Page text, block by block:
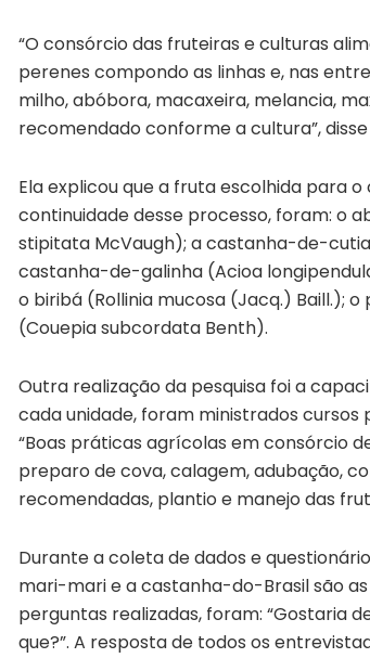
“O consórcio das fruteiras e culturas
perenes compondo as linhas e, nas
milho, abóbora, macaxeira, melancia,
recomendado conforme a cultura”,
Ela explicou que a fruta escolhida para
continuidade desse processo, foram: o
stipitata McVaugh); a castanha-de-
castanha-de-galinha (Acioa
o biribá (Rollinia mucosa (Jacq.) Baill.);
(Couepia subcordata Benth).
Outra realização da pesquisa foi a
cada unidade, foram ministrados
“Boas práticas agrícolas em consórcio
preparo de cova, calagem, adubação,
recomendadas, plantio e manejo das
Durante a coleta de dados e
mari-mari e a castanha-do-Brasil são
perguntas realizadas, foram: “Gostaria
que?”. A resposta de todos os